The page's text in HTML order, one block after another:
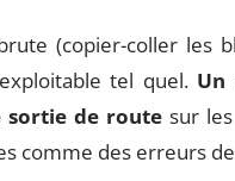
(copier-coller les
tel quel. Un
sortie de route sur
comme des erreurs